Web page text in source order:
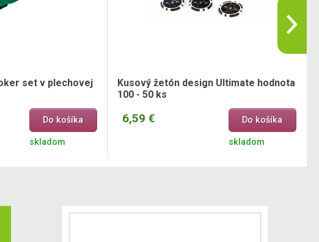
set v plechovej
Do košíka
skladom
Kusový žetón design Ultimate hodnota
100 - 50 ks
6,59 € Do košíka
skladom